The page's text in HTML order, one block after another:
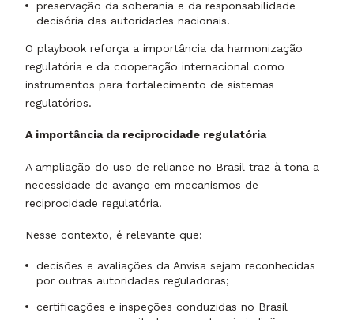
preservação da soberania e da responsabilidade
decisória das autoridades nacionais.
O playbook reforça a importância da harmonização
regulatória e da cooperação internacional como
instrumentos para fortalecimento de sistemas
regulatórios.
A importância da reciprocidade regulatória
A ampliação do uso de reliance no Brasil traz à tona a
necessidade de avanço em mecanismos de
reciprocidade regulatória.
Nesse contexto, é relevante que:
decisões e avaliações da Anvisa sejam reconhecidas
por outras autoridades reguladoras;
certificações e inspeções conduzidas no Brasil